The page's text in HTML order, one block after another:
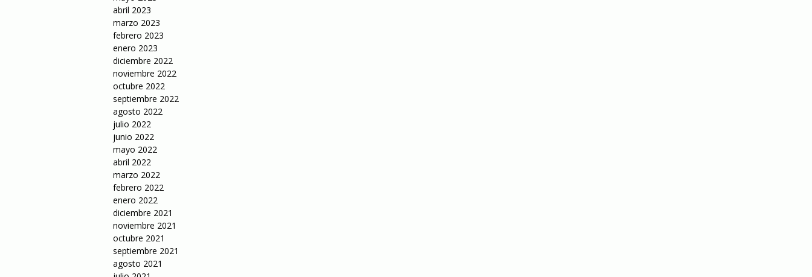
abril 2023
marzo 2023
febrero 2023
enero 2023
diciembre 2022
noviembre 2022
octubre 2022
septiembre 2022
agosto 2022
julio 2022
junio 2022
mayo 2022
abril 2022
marzo 2022
febrero 2022
enero 2022
diciembre 2021
noviembre 2021
octubre 2021
septiembre 2021
agosto 2021